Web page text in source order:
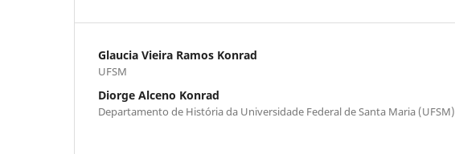
Glaucia Vieira Ramos Konrad
UFSM
Diorge Alceno Konrad
Departamento de História da Universidade Federal de Santa Maria (UFSM)